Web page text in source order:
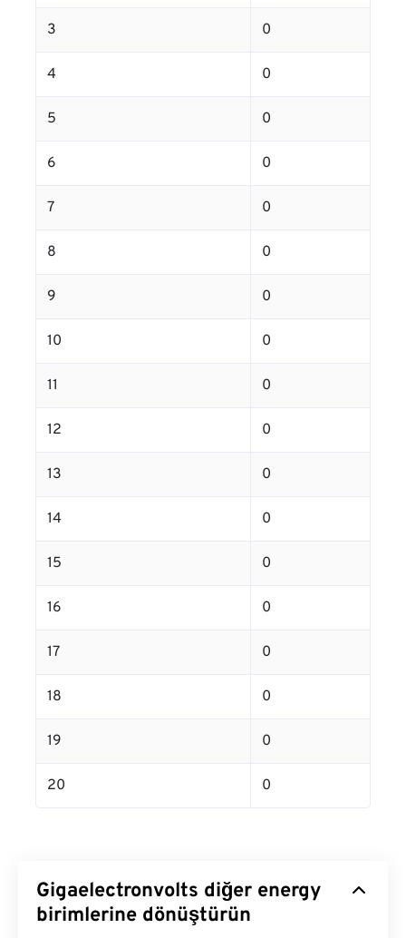
3 0
4 0
5 0
6 0
7 0
8 0
9 0
10 0
11 0
12 0
13 0
14 0
15 0
16 0
17 0
18 0
19 0
20 0
Gigaelectronvolts diğer energy
birimlerine dönüştürün